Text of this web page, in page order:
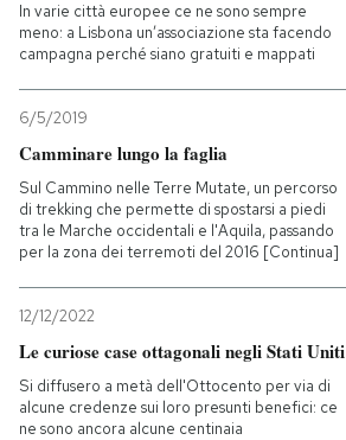
In varie città europee ce ne sono sempre
meno: a Lisbona un’associazione sta facendo
campagna perché siano gratuiti e mappati
6/5/2019
Camminare lungo la faglia
Sul Cammino nelle Terre Mutate, un percorso
di trekking che permette di spostarsi a piedi
tra le Marche occidentali e l'Aquila, passando
per la zona dei terremoti del 2016 [Continua]
12/12/2022
Le curiose case ottagonali negli Stati Uniti
Si diffusero a metà dell'Ottocento per via di
alcune credenze sui loro presunti benefici: ce
ne sono ancora alcune centinaia